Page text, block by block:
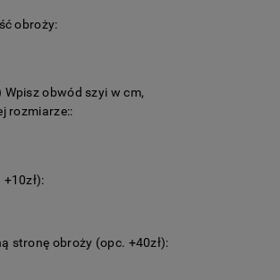
obroży:
obwód szyi w cm,
rozmiarze::
stronę obroży (opc. +40zł):